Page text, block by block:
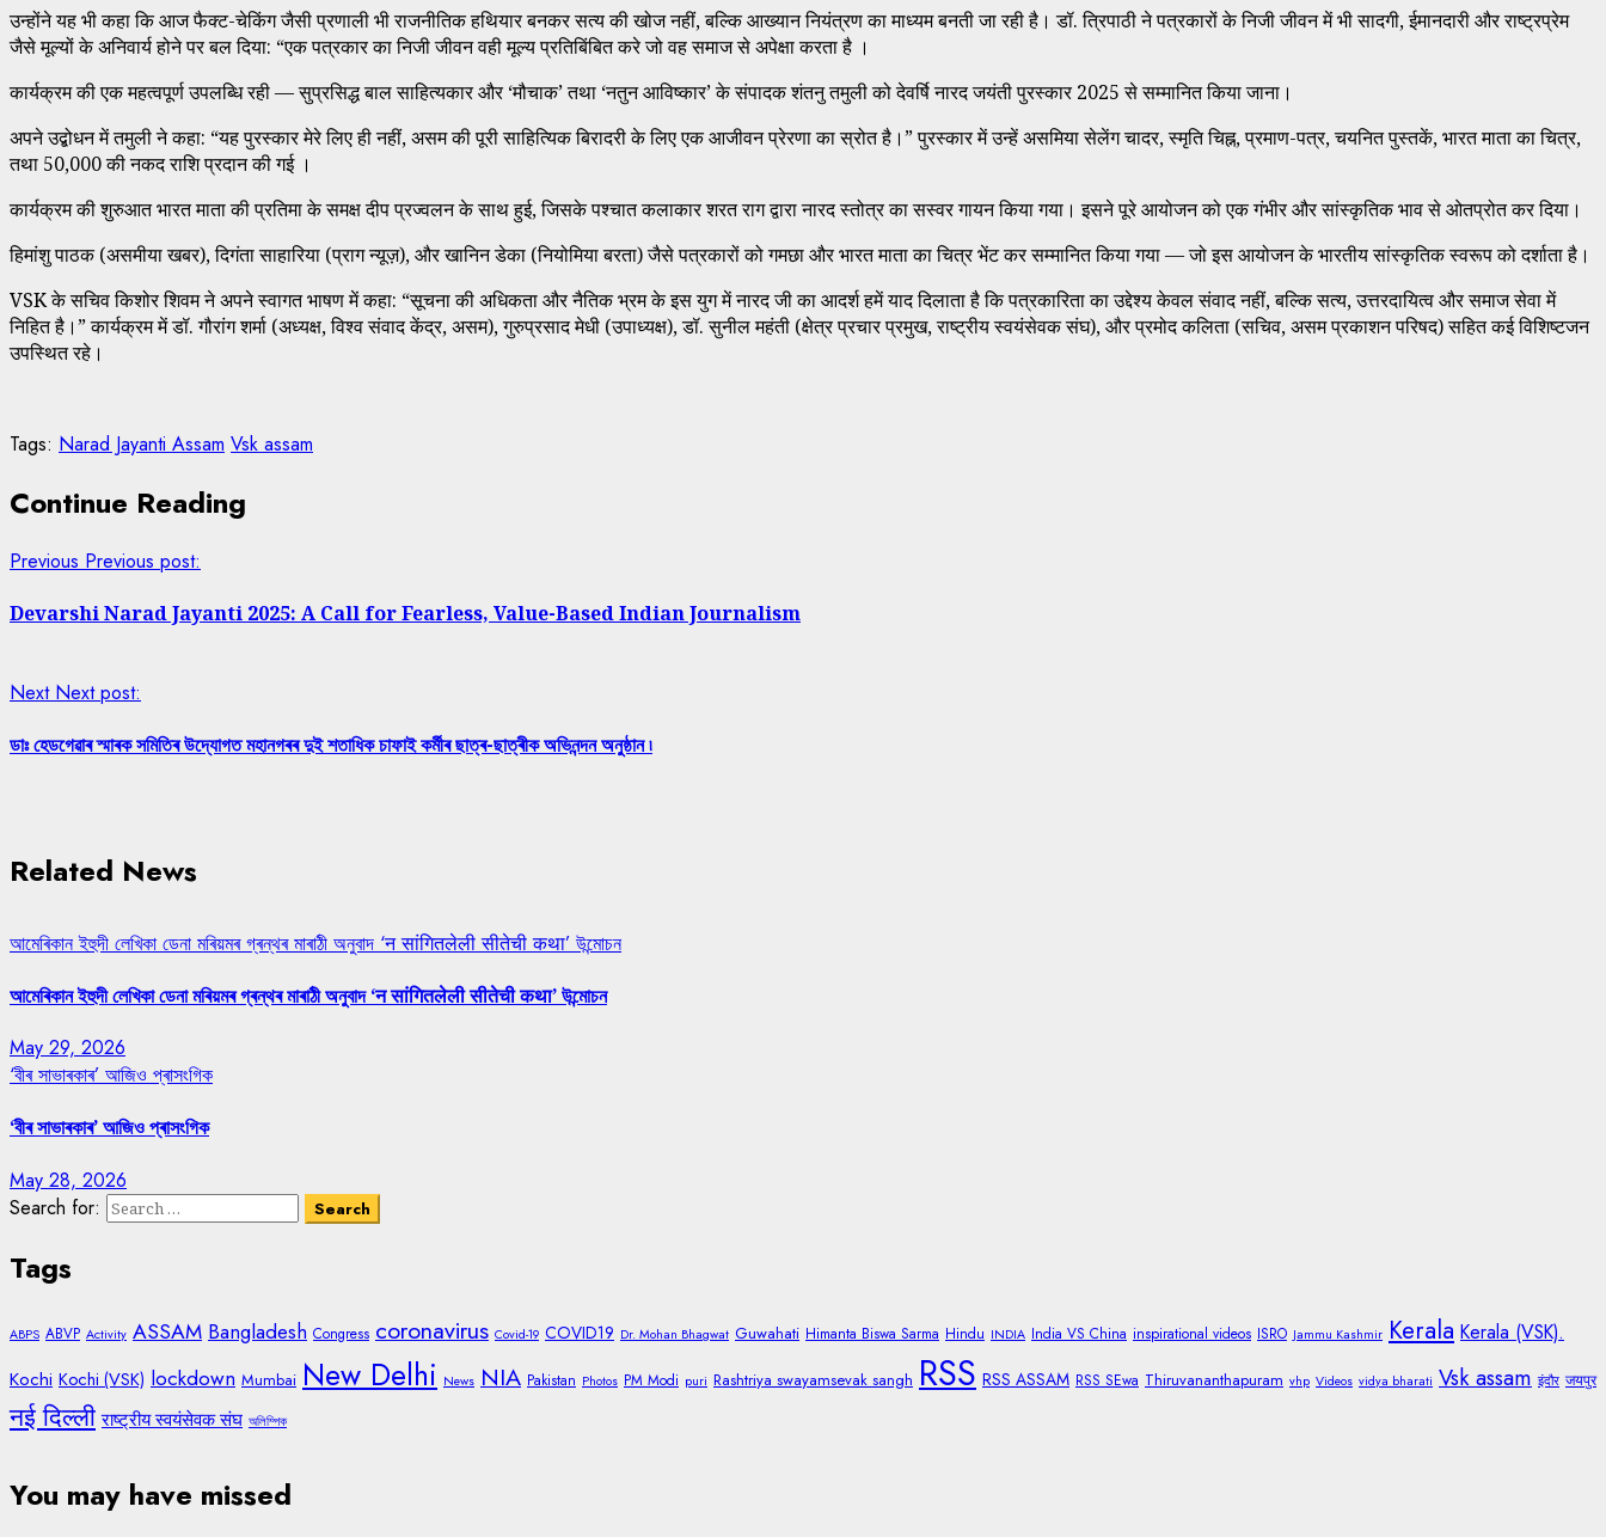
उन्होंने यह भी कहा कि आज फैक्ट-चेकिंग जैसी प्रणाली भी राजनीतिक हथियार बनकर सत्य की खोज नहीं, बल्कि आख्यान नियंत्रण का माध्यम बनती जा रही है। डॉ. त्रिपाठी ने पत्रकारों के निजी जीवन में भी सादगी, ईमानदारी और राष्ट्रप्रेम
जैसे मूल्यों के अनिवार्य होने पर बल दिया: “एक पत्रकार का निजी जीवन वही मूल्य प्रतिबिंबित करे जो वह समाज से अपेक्षा करता है ।
कार्यक्रम की एक महत्वपूर्ण उपलब्धि रही — सुप्रसिद्ध बाल साहित्यकार और ‘मौचाक’ तथा ‘नतुन आविष्कार’ के संपादक शंतनु तमुली को देवर्षि नारद जयंती पुरस्कार 2025 से सम्मानित किया जाना।
अपने उद्बोधन में तमुली ने कहा: “यह पुरस्कार मेरे लिए ही नहीं, असम की पूरी साहित्यिक बिरादरी के लिए एक आजीवन प्रेरणा का स्रोत है।” पुरस्कार में उन्हें असमिया सेलेंग चादर, स्मृति चिह्न, प्रमाण-पत्र, चयनित पुस्तकें, भारत माता का चित्र,
तथा ₹50,000 की नकद राशि प्रदान की गई ।
कार्यक्रम की शुरुआत भारत माता की प्रतिमा के समक्ष दीप प्रज्वलन के साथ हुई, जिसके पश्चात कलाकार शरत राग द्वारा नारद स्तोत्र का सस्वर गायन किया गया। इसने पूरे आयोजन को एक गंभीर और सांस्कृतिक भाव से ओतप्रोत कर दिया।
हिमांशु पाठक (असमीया खबर), दिगंता साहारिया (प्राग न्यूज़), और खानिन डेका (नियोमिया बरता) जैसे पत्रकारों को गमछा और भारत माता का चित्र भेंट कर सम्मानित किया गया — जो इस आयोजन के भारतीय सांस्कृतिक स्वरूप को दर्शाता है।
VSK के सचिव किशोर शिवम ने अपने स्वागत भाषण में कहा: “सूचना की अधिकता और नैतिक भ्रम के इस युग में नारद जी का आदर्श हमें याद दिलाता है कि पत्रकारिता का उद्देश्य केवल संवाद नहीं, बल्कि सत्य, उत्तरदायित्व और समाज सेवा में
निहित है।” कार्यक्रम में डॉ. गौरांग शर्मा (अध्यक्ष, विश्व संवाद केंद्र, असम), गुरुप्रसाद मेधी (उपाध्यक्ष), डॉ. सुनील महंती (क्षेत्र प्रचार प्रमुख, राष्ट्रीय स्वयंसेवक संघ), और प्रमोद कलिता (सचिव, असम प्रकाशन परिषद) सहित कई विशिष्टजन
उपस्थित रहे।
Tags: Narad Jayanti Assam Vsk assam
Continue Reading
Previous Previous post:
Devarshi Narad Jayanti 2025: A Call for Fearless, Value-Based Indian Journalism
Next Next post:
ডাঃ হেডগেৱাৰ স্মাৰক সমিতিৰ উদ্যোগত মহানগৰৰ দুই শতাধিক চাফাই কৰ্মীৰ ছাত্ৰ-ছাত্ৰীক অভিনন্দন অনুষ্ঠান ৷
Related News
আমেৰিকান ইহুদী লেখিকা ডেনা মৰিয়মৰ গ্ৰন্থৰ মাৰাঠী অনুবাদ ‘न सांगितलेली सीतेची कथा’ উন্মোচন
আমেৰিকান ইহুদী লেখিকা ডেনা মৰিয়মৰ গ্ৰন্থৰ মাৰাঠী অনুবাদ ‘न सांगितलेली सीतेची कथा’ উন্মোচন
May 29, 2026
‘বীৰ সাভাৰকাৰ’ আজিও প্ৰাসংগিক
‘বীৰ সাভাৰকাৰ’ আজিও প্ৰাসংগিক
May 28, 2026
Search for:
Tags
ABPS ABVP Activity ASSAM Bangladesh Congress coronavirus Covid-19 COVID19 Dr. Mohan Bhagwat Guwahati Himanta Biswa Sarma Hindu INDIA India VS China inspirational videos ISRO Jammu Kashmir Kerala Kerala (VSK).
Kochi Kochi (VSK) lockdown Mumbai New Delhi News NIA Pakistan Photos PM Modi puri Rashtriya swayamsevak sangh RSS RSS ASSAM RSS SEwa Thiruvananthapuram vhp Videos vidya bharati Vsk assam इंदौर जयपुर
नई दिल्ली राष्ट्रीय स्वयंसेवक संघ অলিম্পিক
You may have missed